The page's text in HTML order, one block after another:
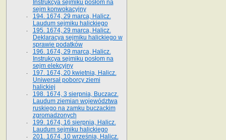
Instrukcya sejmiku posłom na
sejm konwokacyjny
194. 1674, 29 marca, Halicz.
Laudum sejmiku halickiego
195. 1674, 29 marca, Halicz.
Deklaracya sejmiku halickiego w
sprawie podatków
196. 1674, 29 marca, Halicz.
Instrukcya sejmiku posłom na
sejm elekcyjny
197. 1674, 20 kwietnia, Halicz.
Uniwersał poborcy ziemi
halickiej
198. 1674, 3 sierpnia, Buczacz.
Laudum ziemian województwa
ruskiego na zamku buczackim
zgromadzonych
199. 1674, 16 sierpnia, Halicz.
Laudum sejmiku halickiego
201. 1674, 10 września, Halicz.